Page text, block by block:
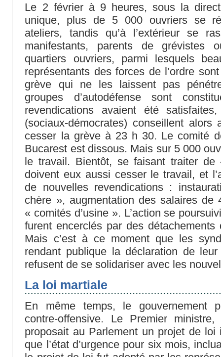
Le 2 février à 9 heures, sous la
unique, plus de 5 000 ouvriers se
ateliers, tandis qu’à l’extérieur se
manifestants, parents de grévistes
quartiers ouvriers, parmi lesquels
représentants des forces de l’ordre
grève qui ne les laissent pas
groupes d’autodéfense sont
revendications avaient été
(sociaux-démocrates) conseillent
cesser la grève à 23 h 30. Le comité
Bucarest est dissous. Mais sur 5 000
le travail. Bientôt, se faisant traiter
doivent eux aussi cesser le travail, et
de nouvelles revendications :
chère », augmentation des salaires de
« comités d’usine ». L’action se
furent encerclés par des
Mais c’est à ce moment que les
rendant publique la déclaration de
refusent de se solidariser avec les
La loi martiale
En même temps, le gouvernement
contre-offensive. Le Premier ministre,
proposait au Parlement un projet de
que l’état d’urgence pour six mois,